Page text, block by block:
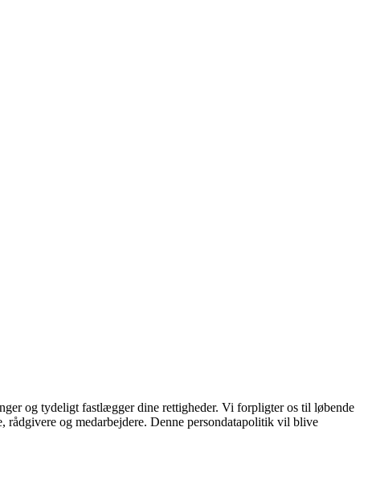
og tydeligt fastlægger dine rettigheder. Vi forpligter os til løbende
rådgivere og medarbejdere. Denne persondatapolitik vil blive